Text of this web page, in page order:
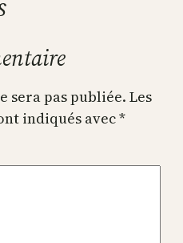
sera pas publiée. Les
indiqués avec*